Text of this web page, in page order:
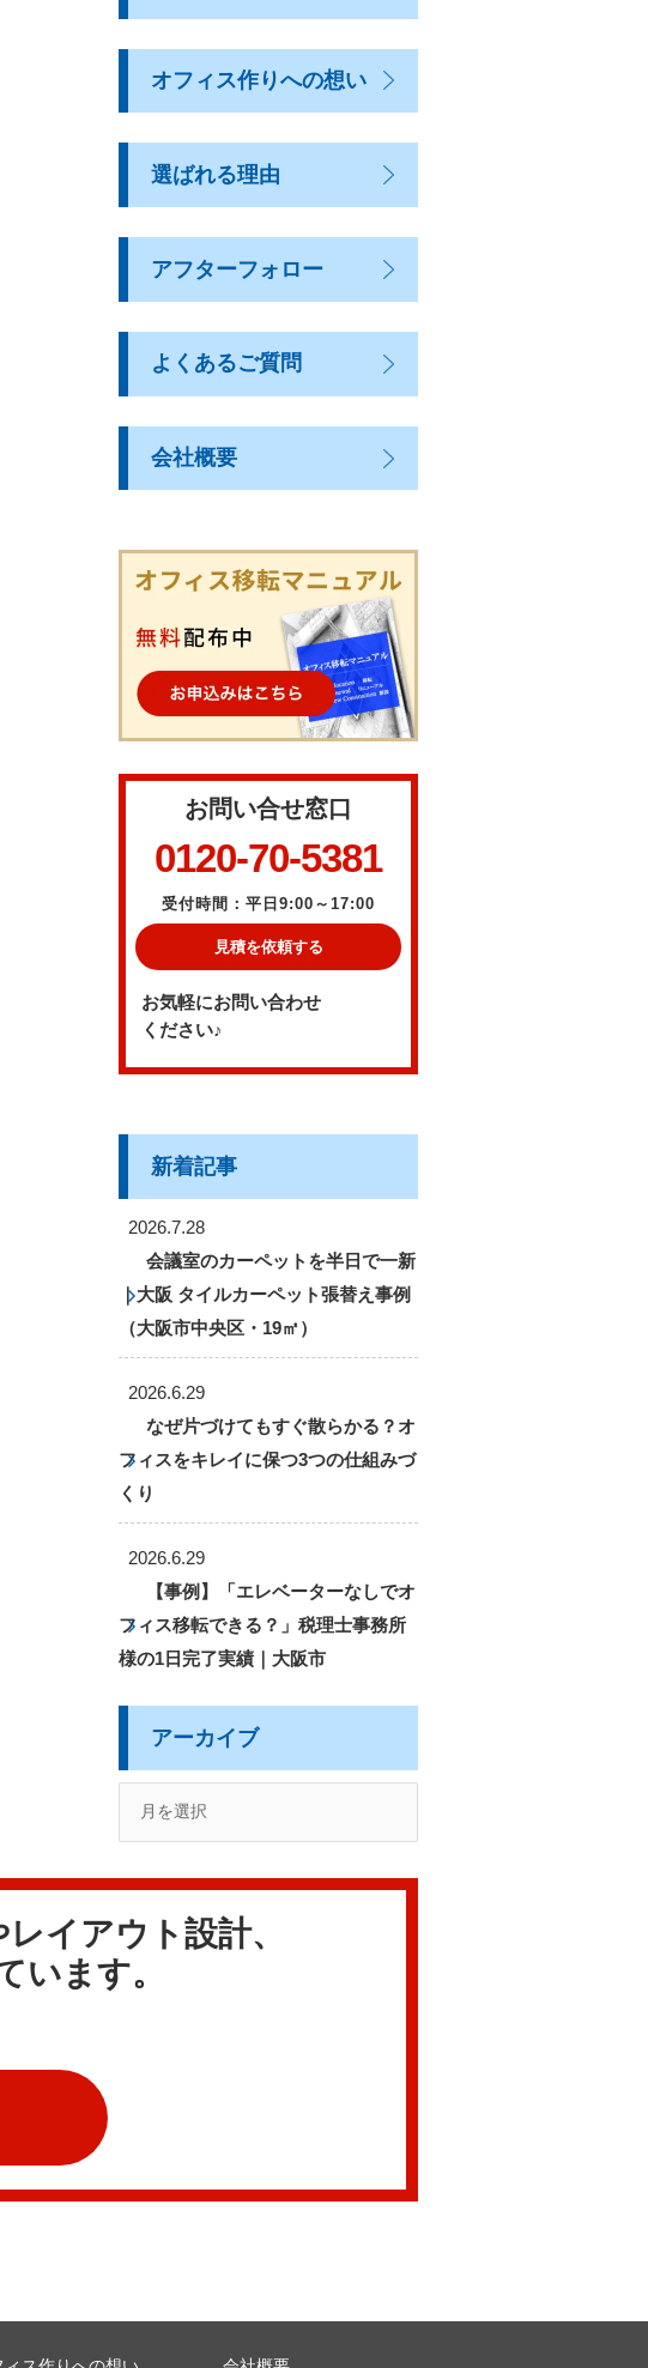
オフィス作りへの想い
選ばれる理由
アフターフォロー
よくあるご質問
会社概要
お問い合せ窓口
0120-70-5381
受付時間：平日9:00～17:00
見積を依頼する
お気軽にお問い合わせ
ください♪
新着記事
2026.7.28
会議室のカーペットを半日で一新
｜大阪 タイルカーペット張替え事例
（大阪市中央区・19㎡）
2026.6.29
なぜ片づけてもすぐ散らかる？オ
フィスをキレイに保つ3つの仕組みづ
くり
2026.6.29
【事例】「エレベーターなしでオ
フィス移転できる？」税理士事務所
様の1日完了実績｜大阪市
アーカイブ
イアウト設計、
います。